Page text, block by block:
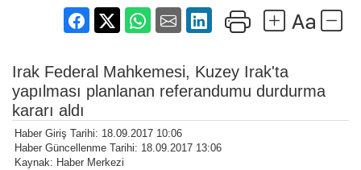
Irak Federal Mahkemesi, Kuzey Irak'ta
yapılması planlanan referandumu durdurma
kararı aldı
Haber Giriş Tarihi: 18.09.2017 10:06
Haber Güncellenme Tarihi: 18.09.2017 13:06
Kaynak: Haber Merkezi